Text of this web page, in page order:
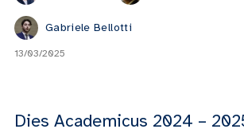
Gabriele Bellotti
13/03/2025
Dies Academicus 2024 –